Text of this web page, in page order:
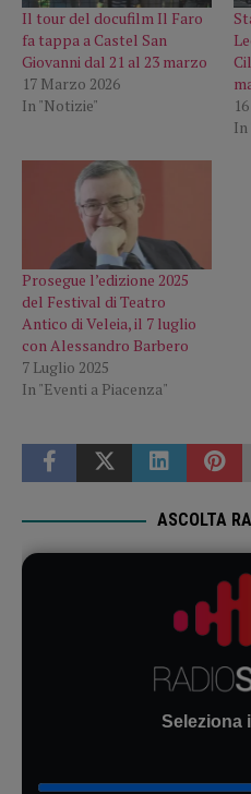
Il tour del docufilm Il Faro
fa tappa a Castel San
Giovanni dal 21 al 23 marzo
17 Marzo 2026
In "Notizie"
In
Prosegue l’edizione 2025
del Festival di Teatro
Antico di Veleia, il 7 luglio
con Alessandro Barbero
7 Luglio 2025
In "Eventi a Piacenza"
ASCOLTA
Seleziona